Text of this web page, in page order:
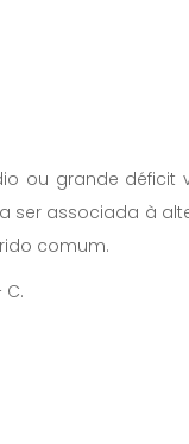
ou grande déficit
ser associada à
comum.